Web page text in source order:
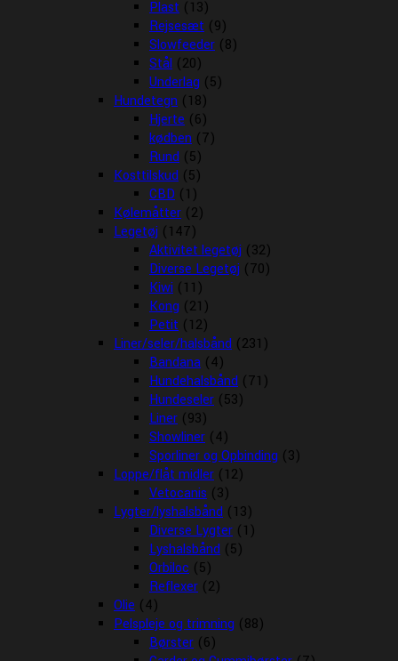
Plast (13)
Rejsesæt (9)
Slowfeeder (8)
Stål (20)
Underlag (5)
Hundetegn (18)
Hjerte (6)
kødben (7)
Rund (5)
Kosttilskud (5)
CBD (1)
Kølemåtter (2)
Legetøj (147)
Aktivitet legetøj (32)
Diverse Legetøj (70)
Kiwi (11)
Kong (21)
Petit (12)
Liner/seler/halsbånd (231)
Bandana (4)
Hundehalsbånd (71)
Hundeseler (53)
Liner (93)
Showliner (4)
Sporliner og Opbinding (3)
Loppe/flåt midler (12)
Vetocanis (3)
Lygter/lyshalsbånd (13)
Diverse Lygter (1)
Lyshalsbånd (5)
Orbiloc (5)
Reflexer (2)
Olie (4)
Pelspleje og trimning (88)
Børster (6)